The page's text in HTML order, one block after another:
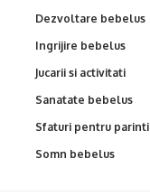
Dezvoltare bebelus
Ingrijire bebelus
Jucarii si activitati
Sanatate bebelus
Sfaturi pentru parinti
Somn bebelus